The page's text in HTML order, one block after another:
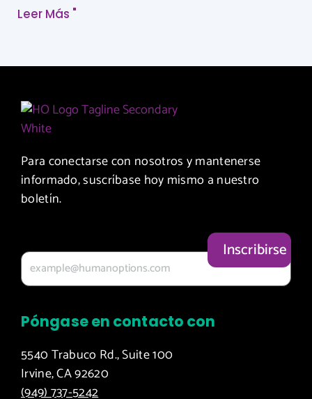
Leer Más "
Para conectarse con nosotros y mantenerse
informado, suscríbase hoy mismo a nuestro
boletín.
Póngase en contacto con
5540 Trabuco Rd., Suite 100
Irvine, CA 92620
(949) 737-5242